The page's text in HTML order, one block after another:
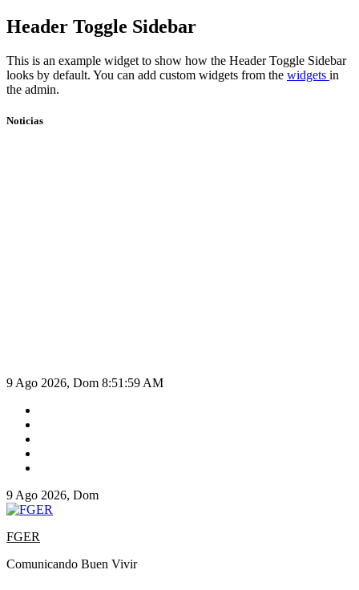
Skip
to
Header Toggle Sidebar
This is an example widget to show how the Header Toggle Sidebar
looks by default. You can add custom widgets from the widgets in
the admin.
Noticias
9 Ago 2026, Dom 8:51:59 AM
9 Ago 2026, Dom
FGER
Comunicando Buen Vivir